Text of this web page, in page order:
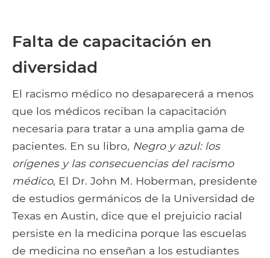
Falta de capacitación en
diversidad
El racismo médico no desaparecerá a menos
que los médicos reciban la capacitación
necesaria para tratar a una amplia gama de
pacientes. En su libro, Negro y azul: los
orígenes y las consecuencias del racismo
médico, El Dr. John M. Hoberman, presidente
de estudios germánicos de la Universidad de
Texas en Austin, dice que el prejuicio racial
persiste en la medicina porque las escuelas
de medicina no enseñan a los estudiantes